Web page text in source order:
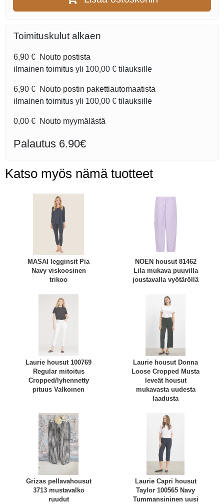
Toimituskulut alkaen
6,90 € Nouto postista
ilmainen toimitus yli 100,00 € tilauksille
6,90 € Nouto postin pakettiautomaatista
ilmainen toimitus yli 100,00 € tilauksille
0,00 € Nouto myymälästä
Palautus 6.90€
Katso myös nämä tuotteet
MASAI legginsit Pia
Navy viskoosinen
trikoo
NOEN housut 81462
Lila mukava puuvilla
joustavalla vyötäröllä
Laurie housut 100769
Regular mitoitus
Cropped/lyhennetty
pituus Valkoinen
Laurie housut Donna
Loose Cropped Musta
leveät housut
mukavasta uudesta
laadusta
Grizas pellavahousut
3713 mustavalko
ruudut
Laurie Capri housut
Taylor 100565 Navy
Tummansininen uusi